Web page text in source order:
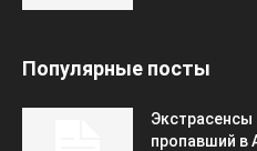
Популярные посты
пропавший в